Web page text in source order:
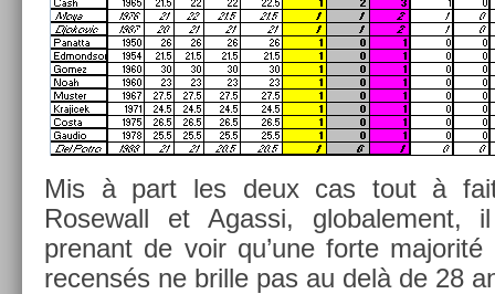
Mis à part les deux cas tout à
Rosewall et Agas­si, globale­ment,
prenant de voir qu’une forte
re­censés ne bril­le pas au delà de 28